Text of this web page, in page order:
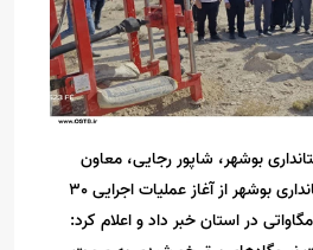
بوشهر، شاپور رجایی، معاون
هماهنگی امور عمرانی استانداری بوشهر از آغاز عملیات اجرایی 30
در استان خبر داد و اعلام کرد: